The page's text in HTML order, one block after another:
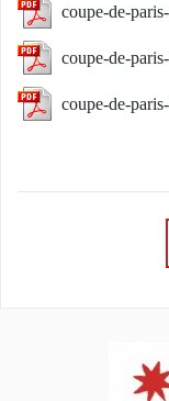
coupe-de-
coupe-de-
coupe-de-